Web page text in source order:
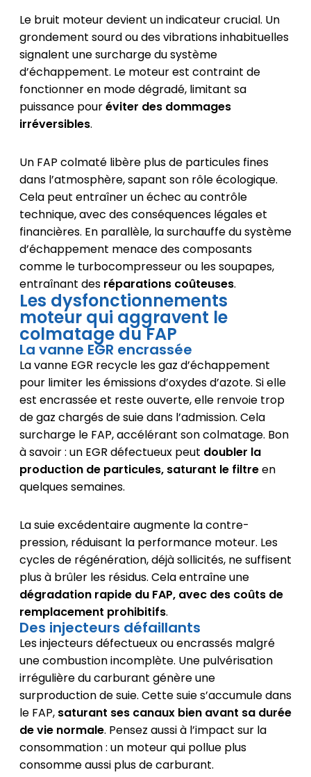
Le bruit moteur devient un indicateur crucial. Un
grondement sourd ou des vibrations inhabituelles
signalent une surcharge du système
d’échappement. Le moteur est contraint de
fonctionner en mode dégradé, limitant sa
puissance pouréviter des dommages
irréversibles.
Un FAP colmaté libère plus de particules fines
dans l’atmosphère, sapant son rôle écologique.
Cela peut entraîner un échec au contrôle
technique, avec des conséquences légales et
financières. En parallèle, la surchauffe du système
d’échappement menace des composants
comme le turbocompresseur ou les soupapes,
entraînant des réparations coûteuses.
Les dysfonctionnements
moteur qui aggravent le
colmatage du FAP
La vanne EGR encrassée
La vanne EGR recycle les gaz d’échappement
pour limiter les émissions d’oxydes d’azote. Si elle
est encrassée et reste ouverte, elle renvoie trop
de gaz chargés de suie dans l’admission. Cela
surcharge le FAP, accélérant son colmatage. Bon
à savoir : un EGR défectueux peut doubler la
production de particules, saturant le filtreen
quelques semaines.
La suie excédentaire augmente la contre-
pression, réduisant la performance moteur. Les
cycles de régénération, déjà sollicités, ne suffisent
plus à brûler les résidus. Cela entraîne une
dégradation rapide du FAP, avec des coûts de
remplacement prohibitifs.
Des injecteurs défaillants
Les injecteurs défectueux ou encrassés malgré
une combustion incomplète. Une pulvérisation
irrégulière du carburant génère une
surproduction de suie. Cette suie s’accumule dans
le FAP, saturant ses canaux bien avant sa durée
de vie normale. Pensez aussi à l’impact sur la
consommation : un moteur qui pollue plus
consomme aussi plus de carburant.